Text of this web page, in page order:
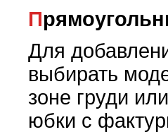
Для
выбирать
зоне груди
юбки с